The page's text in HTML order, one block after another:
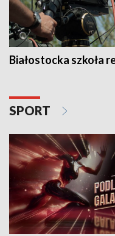
Białostocka szkoła
SPORT